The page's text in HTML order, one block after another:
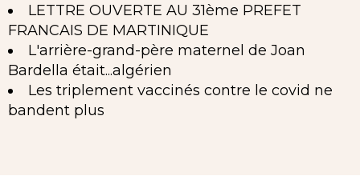
LETTRE OUVERTE AU 31ème PREFET
FRANCAIS DE MARTINIQUE
L'arrière-grand-père maternel de Joan
Bardella était...algérien
Les triplement vaccinés contre le covid ne
bandent plus